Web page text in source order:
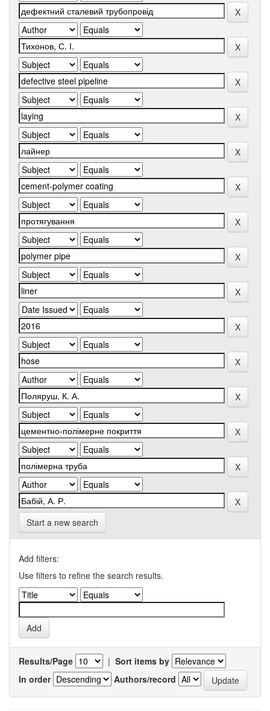
Start a new search
Add filters:
Use filters to refine the search results.
Results/Page | Sort items by
In order
Authors/record